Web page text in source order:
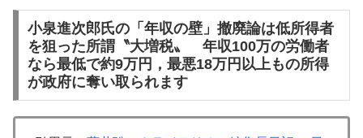
小泉進次郎氏の「年収の壁」撤廃論は低所得者
を狙った所謂〝大増税〟 年収100万の労働者
なら最低で約9万円，最悪18万円以上もの所得
が政府に奪い取られます